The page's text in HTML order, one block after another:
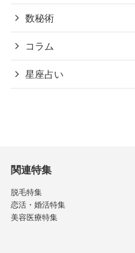
数秘術
コラム
星座占い
関連特集
脱毛特集
恋活・婚活特集
美容医療特集